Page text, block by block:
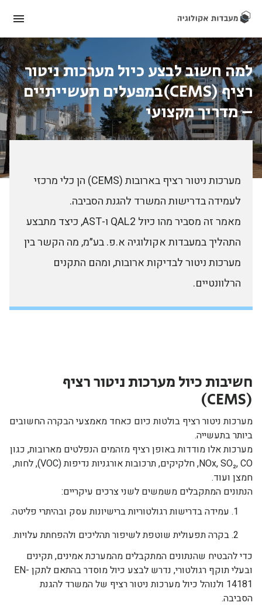
למה חשוב לבצע כיול מערכות ניטור
רציף (CEMS)
במפעלים תעשייתיים
– מדריך מקצועי
מערכות ניטור רציף בארובות (CEMS) הן כלי מרכזי
לעמידה בדרישות המשרד להגנת הסביבה.
מאמר זה מסביר מהו כיול QAL2 ו-AST, כיצד מתבצע
התהליך במעבדות אקולוגיה א.פ. בע״מ, מה הקשר בין
מערכות ניטור לבדיקות ארובות, ומהם התקנים
הרלוונטיים.
חשיבות כיול מערכות ניטור רציף
(CEMS)
מערכות ניטור רציף בולטות כיום כאחד מאמצעי הבקרה החשובים
ביותר בתעשייה.
מערכות אלו מודדות באופן רציף מזהמים הנפלטים מארובות, כגון
NOx, SO₂, CO, חלקיקים, תרכובות אורגניות נדיפות (VOC), לחות,
חמצן ועוד.
הנתונים המתקבלים משמשים לשני צרכים עיקריים:
עמידה בדרישות רגולטוריות ברישיונות עסק ובהיתרי פליטה.
בקרה תפעולית שוטפת לשיפור תהליכים ולהפחתת עלויות.
כדי להבטיח שהנתונים המתקבלים מהמערכת אמינים, תקינים
ובעלי תוקף רגולטורי, נדרש לבצע כיול מוסדר בהתאם לתקן EN-
14181 ולנוהל כיול מערכות ניטור רציף של המשרד להגנת
הסביבה.